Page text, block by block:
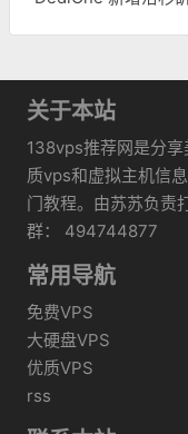
关于本站
138vps推荐网是分
质vps和虚拟主机信
门教程。由苏苏负责
群： 494744877
常用导航
免费VPS
大硬盘VPS
优质VPS
rss